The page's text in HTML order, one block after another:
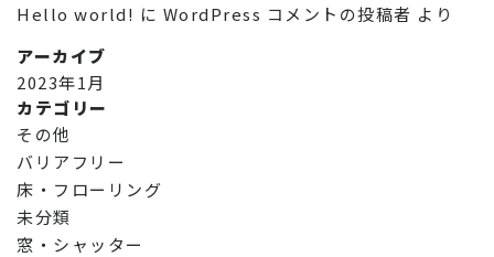
Hello world! に WordPress コメントの投稿者 より
アーカイブ
2023年1月
カテゴリー
その他
バリアフリー
床・フローリング
未分類
窓・シャッター